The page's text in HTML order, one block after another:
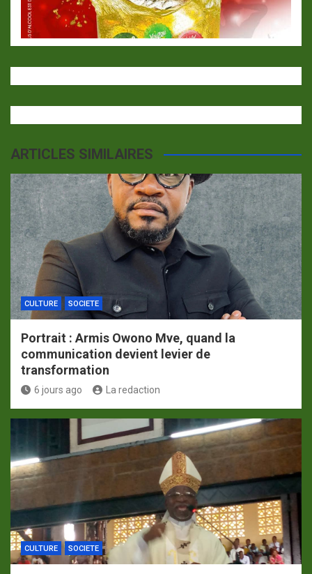
ARTICLES SIMILAIRES
CULTURE SOCIETE
Portrait : Armis Owono Mve, quand la
communication devient levier de
transformation
6 jours ago La redaction
CULTURE SOCIETE